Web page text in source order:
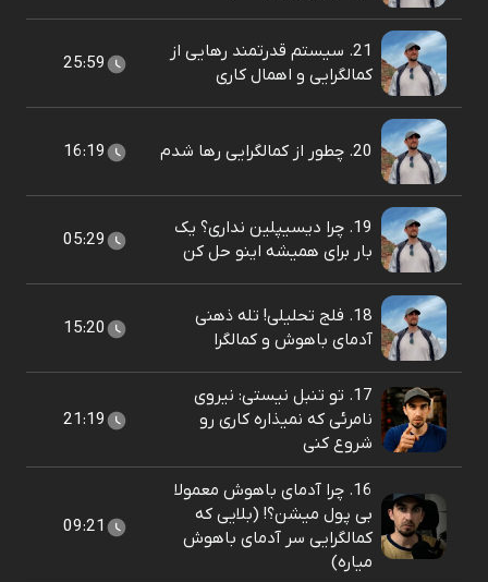
21. سیستم قدرتمند رهایی از
کمالگرایی و اهمال کاری
25:59
20. چطور از کمالگرایی رها شدم 16:19
19. چرا دیسیپلین نداری؟ یک
بار برای همیشه اینو حل کن
05:29
18. فلج تحلیلی! تله ذهنی
آدمای باهوش و کمالگرا
15:20
17. تو تنبل نیستی: نیروی
نامرئی که نمیذاره کاری رو
شروع کنی
21:19
16. چرا آدمای باهوش معمولا
بی پول میشن؟! (بلایی که
کمالگرایی سر آدمای باهوش
میاره)
09:21